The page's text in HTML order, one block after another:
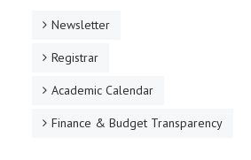
Newsletter
Registrar
Academic Calendar
Finance & Budget Transparency